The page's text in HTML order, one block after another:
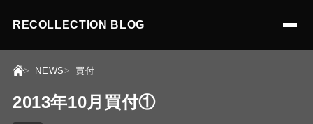
RECOLLECTION BLOG
NEWS 買付
2013年10月買付①